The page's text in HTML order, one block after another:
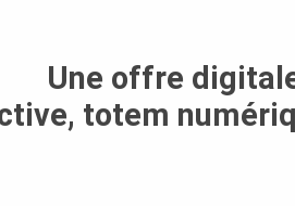
Une offre
totem